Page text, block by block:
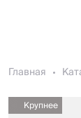
Главная
Крупнее